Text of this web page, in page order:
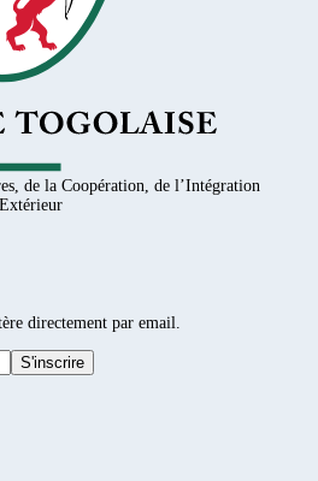
de la Coopération, de l’Intégration
directement par email.
S'inscrire